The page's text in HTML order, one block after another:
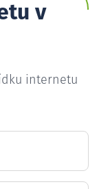
v
internetu